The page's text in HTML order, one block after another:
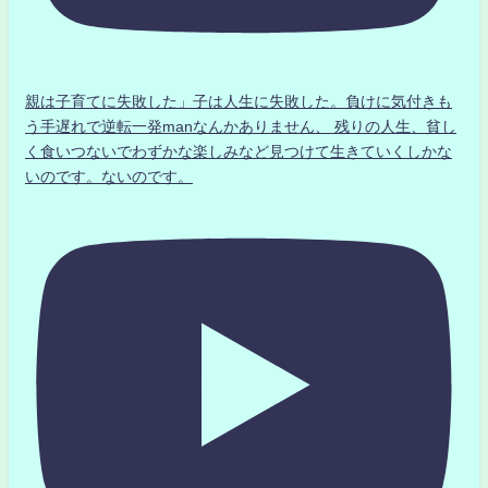
親は子育てに失敗した」子は人生に失敗した。負けに気付きも
う手遅れで逆転一発manなんかありません、 残りの人生、貧し
く食いつないでわずかな楽しみなど見つけて生きていくしかな
いのです。ないのです。